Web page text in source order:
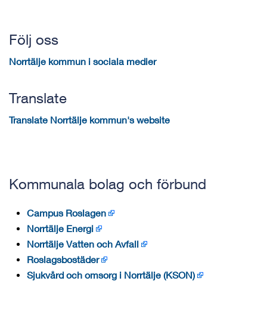
Följ oss
Norrtälje kommun i sociala medier
Translate
Translate Norrtälje kommun's website
Kommunala bolag och förbund
Campus Roslagen
Norrtälje Energi
Norrtälje Vatten och Avfall
Roslagsbostäder
Sjukvård och omsorg i Norrtälje (KSON)